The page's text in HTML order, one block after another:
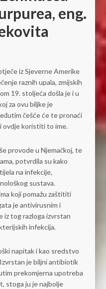
eng.
iz Sjeverne Amerike
raznih upala, zmijskih
19. stoljeća došla je i u
za ovu biljke je
češće će te pronaći
ovdje koristiti to ime.
provode u Njemačkoj, te
potvrdila su kako
na infekcije,
sustava.
koji pomažu zaštititi
je antivirusnim i
iz tog razloga izvrstan
infekcija.
napitak i kao sredstvo
je biljni antibiotik
prekomjerna upotreba
stoga ju je najbolje